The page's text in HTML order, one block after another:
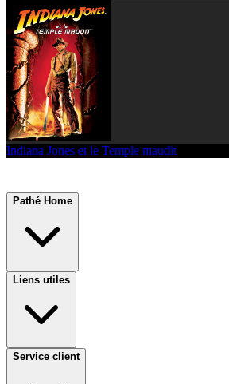
Indiana Jones et le Temple maudit
Pathé Home
Liens utiles
Service client